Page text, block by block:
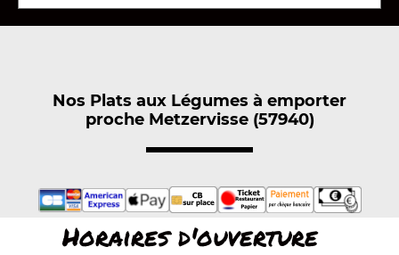
Nos Plats aux Légumes à emporter
proche Metzervisse (57940)
Horaires d'ouverture